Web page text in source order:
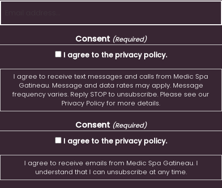
Consent (Required)
I agree to the privacy policy.
I agree to receive text messages and calls from Medic Spa
Gatineau. Message and data rates may apply. Message
frequency varies. Reply STOP to unsubscribe. Please see our
Privacy Policy for more details.
Consent (Required)
I agree to the privacy policy.
I agree to receive emails from Medic Spa Gatineau. I
understand that I can unsubscribe at any time.